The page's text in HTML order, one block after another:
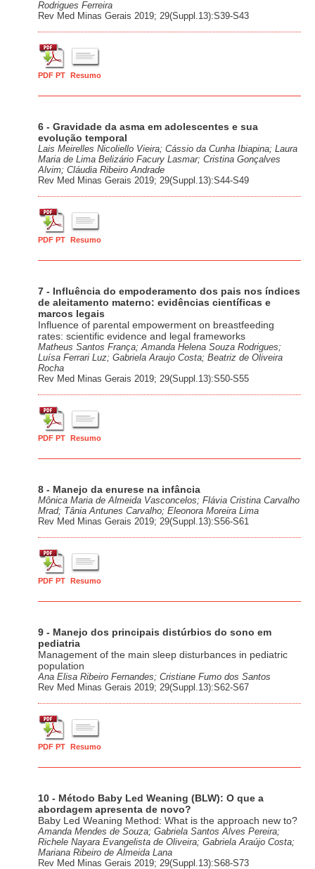
Rodrigues Ferreira
Rev Med Minas Gerais 2019; 29(Suppl.13):S39-S43
PDF PT Resumo
6 - Gravidade da asma em adolescentes e sua
evolução temporal
Lais Meirelles Nicoliello Vieira; Cássio da Cunha Ibiapina; Laura
Maria de Lima Belizário Facury Lasmar; Cristina Gonçalves
Alvim; Cláudia Ribeiro Andrade
Rev Med Minas Gerais 2019; 29(Suppl.13):S44-S49
PDF PT Resumo
7 - Influência do empoderamento dos pais nos índices
de aleitamento materno: evidências científicas e
marcos legais
Influence of parental empowerment on breastfeeding
rates: scientific evidence and legal frameworks
Matheus Santos França; Amanda Helena Souza Rodrigues;
Luísa Ferrari Luz; Gabriela Araujo Costa; Beatriz de Oliveira
Rocha
Rev Med Minas Gerais 2019; 29(Suppl.13):S50-S55
PDF PT Resumo
8 - Manejo da enurese na infância
Mônica Maria de Almeida Vasconcelos; Flávia Cristina Carvalho
Mrad; Tânia Antunes Carvalho; Eleonora Moreira Lima
Rev Med Minas Gerais 2019; 29(Suppl.13):S56-S61
PDF PT Resumo
9 - Manejo dos principais distúrbios do sono em
pediatria
Management of the main sleep disturbances in pediatric
population
Ana Elisa Ribeiro Fernandes; Cristiane Fumo dos Santos
Rev Med Minas Gerais 2019; 29(Suppl.13):S62-S67
PDF PT Resumo
10 - Método Baby Led Weaning (BLW): O que a
abordagem apresenta de novo?
Baby Led Weaning Method: What is the approach new to?
Amanda Mendes de Souza; Gabriela Santos Alves Pereira;
Richele Nayara Evangelista de Oliveira; Gabriela Araújo Costa;
Mariana Ribeiro de Almeida Lana
Rev Med Minas Gerais 2019; 29(Suppl.13):S68-S73